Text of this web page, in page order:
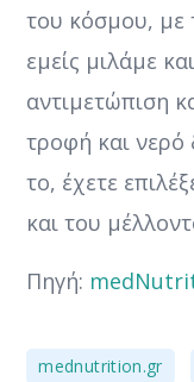
του κόσμου, με
εμείς μιλάμε
αντιμετώπιση
τροφή και νερό
το, έχετε
και του
Πηγή:
mednutrition.gr